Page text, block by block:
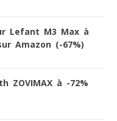
Lefant M3 Max à
Amazon (-67%)
ZOVIMAX à -72%